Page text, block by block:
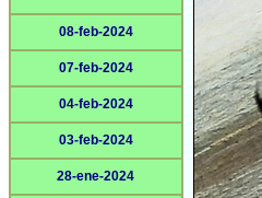
08-feb-2024
07-feb-2024
04-feb-2024
03-feb-2024
28-ene-2024